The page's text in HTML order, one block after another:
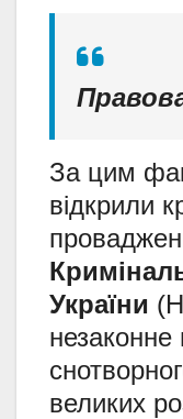
За цим
відкрили
України
великих